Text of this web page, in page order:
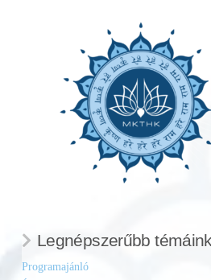
Legnépszerűbb témáink
Programajánló